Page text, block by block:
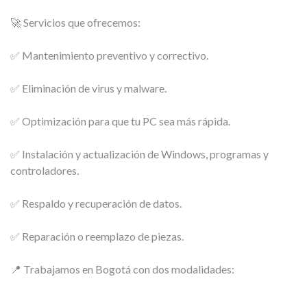
🚀 Servicios que ofrecemos:
✅ Mantenimiento preventivo y correctivo.
✅ Eliminación de virus y malware.
✅ Optimización para que tu PC sea más rápida.
✅ Instalación y actualización de Windows, programas y
controladores.
✅ Respaldo y recuperación de datos.
✅ Reparación o reemplazo de piezas.
📍 Trabajamos en Bogotá con dos modalidades: